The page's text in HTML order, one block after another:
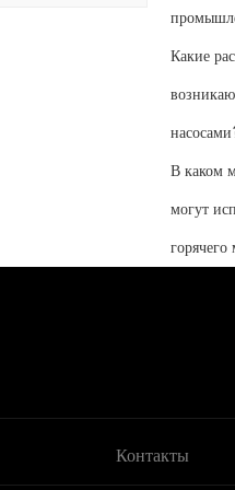
Какие
В каком
могут
горячего
Контакты